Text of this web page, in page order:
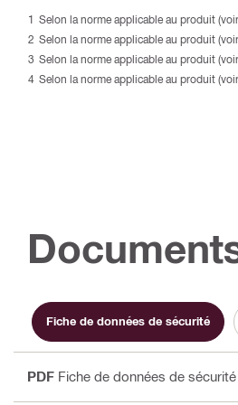
Selon la norme applicable au produit
Selon la norme applicable au produit
Selon la norme applicable au produit
Selon la norme applicable au produit
Fiche de données de sécurité
PDF Fiche de données de